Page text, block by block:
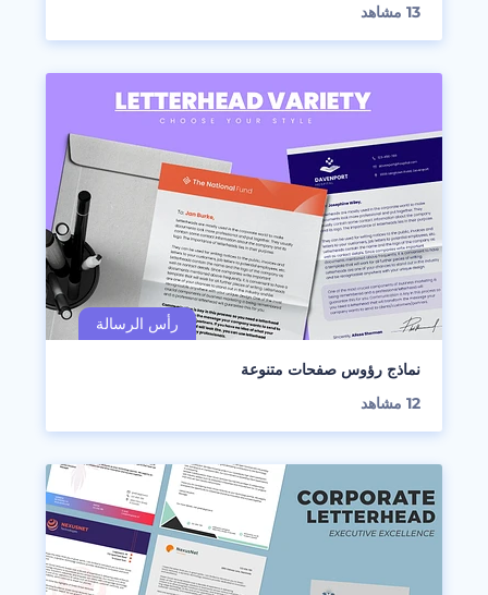
13 مشاهد
نماذج رؤوس صفحات متنوعة
12 مشاهد